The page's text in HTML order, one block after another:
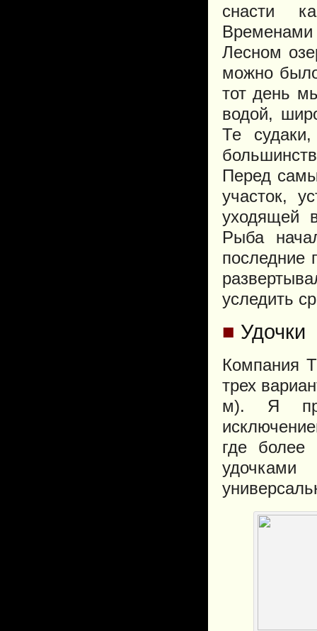
снасти
Лесном
можно
тот день
водой,
Те
Перед
участок,
уходящей
Рыба
последние
уследить
■ Удочки
Компания
трех
м). Я
где более